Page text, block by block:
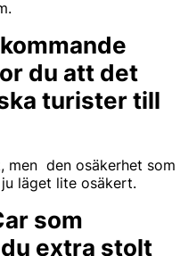
du att det
turister till
men den osäkerhet som
läget lite osäkert.
som
extra stolt